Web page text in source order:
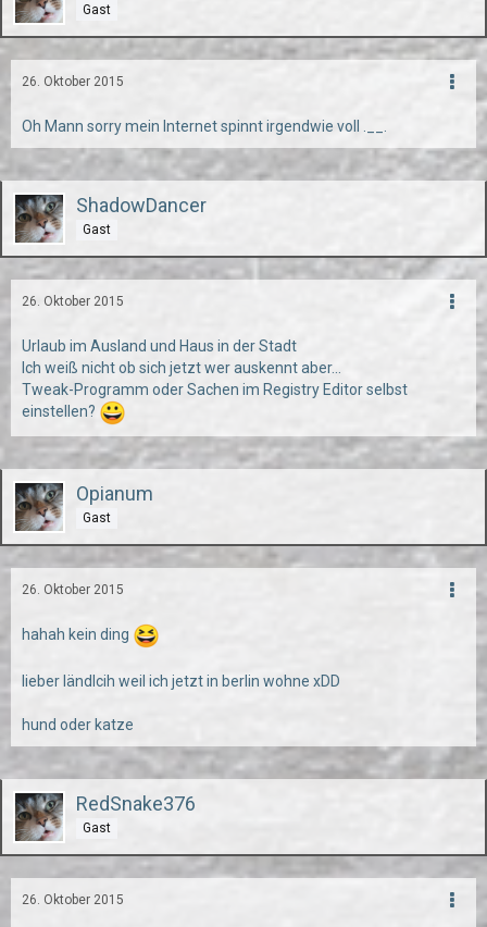
Gast
26. Oktober 2015
Oh Mann sorry mein Internet spinnt irgendwie voll .__.
ShadowDancer
Gast
26. Oktober 2015
Urlaub im Ausland und Haus in der Stadt
Ich weiß nicht ob sich jetzt wer auskennt aber...
Tweak-Programm oder Sachen im Registry Editor selbst
einstellen?
Opianum
Gast
26. Oktober 2015
hahah kein ding
lieber ländlcih weil ich jetzt in berlin wohne xDD
hund oder katze
RedSnake376
Gast
26. Oktober 2015